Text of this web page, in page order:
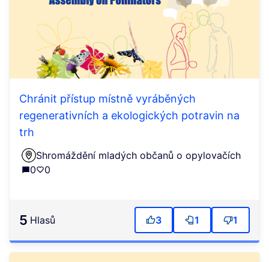
Chránit přístup místně vyráběných
regenerativních a ekologických potravin na
trh
Shromáždění mladých občanů o opylovačích
0
0
5 Hlasů 3 1 1